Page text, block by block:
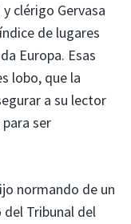
clérigo Gervasa
de lugares
Europa. Esas
lobo, que la
a su lector
ser
normando de un
del Tribunal del